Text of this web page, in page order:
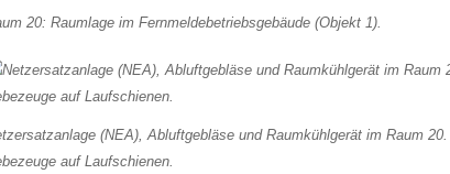
20: Raumlage im Fernmeldebetriebsgebäude (Objekt 1).
(NEA), Abluftgebläse und Raumkühlgerät im Raum
auf Laufschienen.